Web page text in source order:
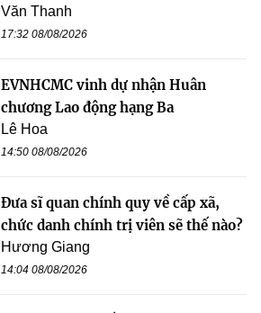
Văn Thanh
17:32 08/08/2026
EVNHCMC vinh dự nhận Huân
chương Lao động hạng Ba
Lê Hoa
14:50 08/08/2026
Đưa sĩ quan chính quy về cấp xã,
chức danh chính trị viên sẽ thế nào?
Hương Giang
14:04 08/08/2026